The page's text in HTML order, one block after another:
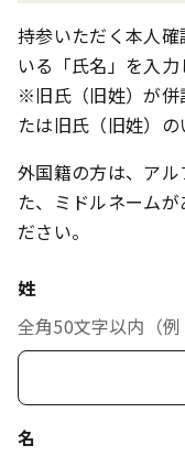
持参いただく本人
いる「氏名」を入力
※旧氏（旧姓）が併
たは旧氏（旧姓）の
外国籍の方は、ア
た、ミドルネーム
ださい。
姓
全角50文字以内（例
名